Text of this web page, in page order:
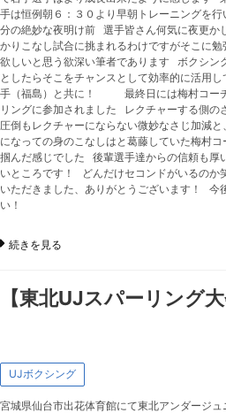
手は恒例朝６：３０より早朝トレーニングを
分の絶妙な夜明け前 選手皆さん何気に夜更か
かりこなし試合に挑まれるわけですがそこに
欲しいと思う欲深い筆者であります ボクシン
としたらそこをチャンスとして効率的に活用
手（福島）と共に！ 最終日には梅村コーチ
リングに参加されました レクチャーする側
圧倒もレクチャーにならない微妙なさじ加減
になっての身のこなしはと葛藤していた梅村
掴んだ感じでした 後輩選手達からの信頼も厚
いところです！ どんだけセコンドがいるの
いただきました、ありがとうございます！ 今
い！
続きを見る
【東北UJスパーリング
UJボクシング
宮城県仙台市出花体育館にて東北アンダージ